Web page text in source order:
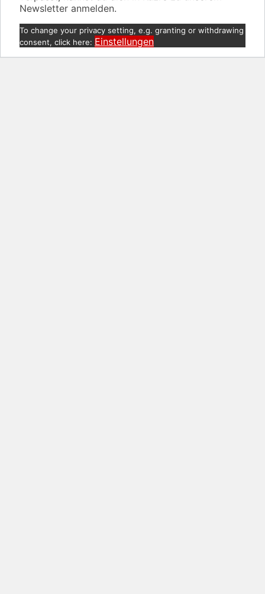
Newsletter anmelden.
To change your privacy setting, e.g. granting or withdrawing
consent, click here: Einstellungen